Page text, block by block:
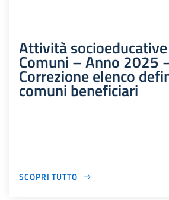
Attività
Comuni – Anno 2025
Correzione elenco
comuni beneficiari
SCOPRI TUTTO